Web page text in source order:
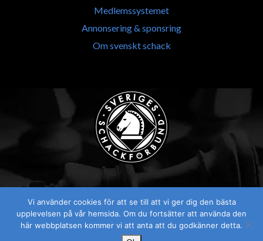
Medlemssystemet
Annonsering & sponsring
Om svenskt schack
Visselblåsaren
Vi använder cookies för att se till att vi ger dig den bästa
upplevelsen på vår hemsida. Om du fortsätter att använda den
här webbplatsen kommer vi att anta att du godkänner detta.